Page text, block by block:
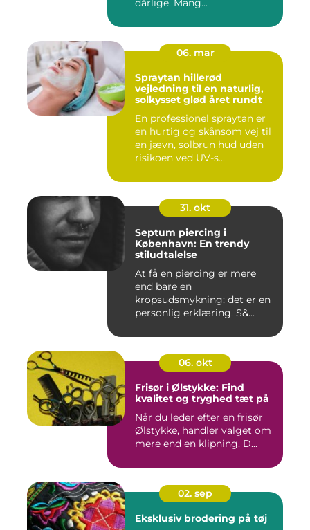
dårlige. Mang...
06. mar
Spraytan hillerød
vejledning til en naturlig,
solkysset glød året rundt
En professionel spraytan er
en hurtig og skånsom vej til
en jævn, solbrun hud uden
risikoen ved UV-s...
31. okt
Septum piercing i
København: En trendy
stiludtalelse
At få en piercing er mere
end bare en
kropsudsmykning; det er en
personlig erklæring. S&...
06. okt
Frisør i Ølstykke: Find
kvalitet og tryghed tæt på
Når du leder efter en frisør
Ølstykke, handler valget om
mere end en klipning. D...
02. sep
Eksklusiv brodering på tøj